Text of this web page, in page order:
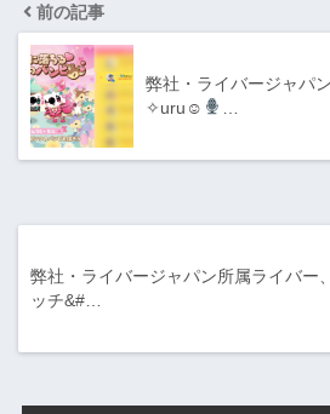
前の記事
弊社・ライバージャパ
✧︎uru☺︎︎
弊社・ライバージャパン所属ライバー
ッチ&#…